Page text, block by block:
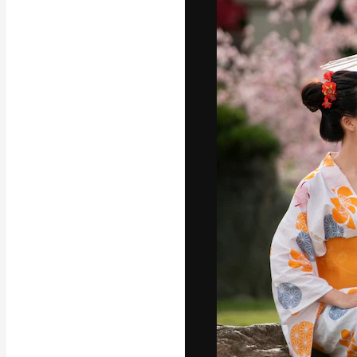
La plataforma
trabajo. Más
entre
estudios.
Español
Copyright ©